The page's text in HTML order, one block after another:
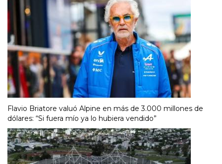
Flavio Briatore valuó Alpine en más de 3.000 millones de
dólares: “Si fuera mío ya lo hubiera vendido”